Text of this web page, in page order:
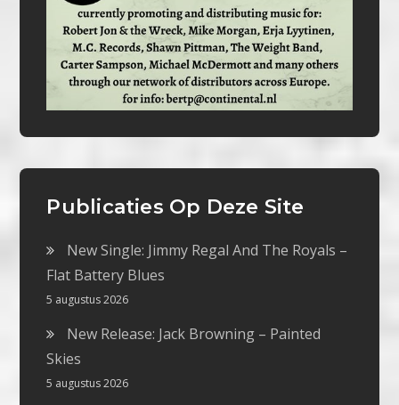
Publicaties Op Deze Site
New Single: Jimmy Regal And The Royals –
Flat Battery Blues
5 augustus 2026
New Release: Jack Browning – Painted
Skies
5 augustus 2026